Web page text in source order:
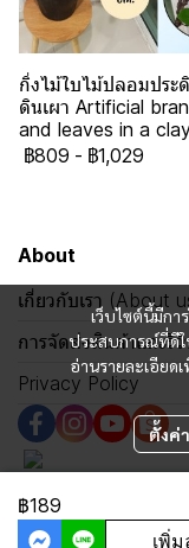
กิ่งไม้ใบไม้ปลอมประ
ดินเผา Artificial
and leaves in a
฿809 - ฿1,029
฿189
เพิ่
เว็บไซต์นี้มีกา
ประสบการณ์ที่ดีใ
อ่านรายละเอียด
ตั้งค่
About
เกี่ยวกับเรา (About
การจัดส่งสินค้าและรี
Privacy Policy
Copyright 2024